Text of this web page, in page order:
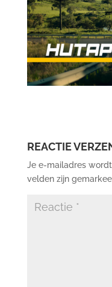
REACTIE
Je e-mailadres
velden zijn